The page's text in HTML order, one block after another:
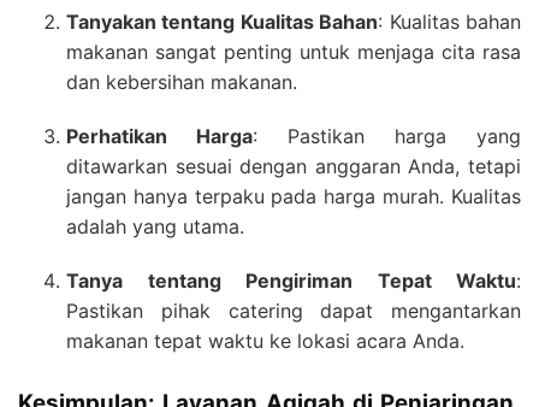
Tanyakan tentang Kualitas Bahan: Kualitas bahan
makanan sangat penting untuk menjaga cita rasa
dan kebersihan makanan.
Perhatikan Harga: Pastikan harga yang
ditawarkan sesuai dengan anggaran Anda, tetapi
jangan hanya terpaku pada harga murah. Kualitas
adalah yang utama.
Tanya tentang Pengiriman Tepat Waktu:
Pastikan pihak catering dapat mengantarkan
makanan tepat waktu ke lokasi acara Anda.